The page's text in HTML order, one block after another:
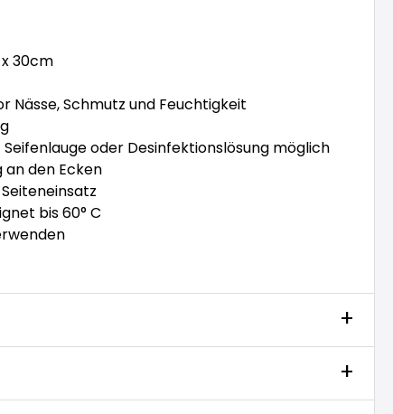
30cm
Nässe, Schmutz und Feuchtigkeit
Seifenlauge oder Desinfektionslösung möglich
an den Ecken
bis 60° C